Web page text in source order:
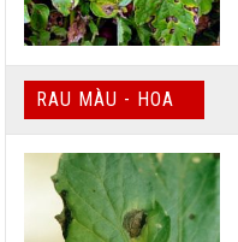
RAU MÀU - HOA